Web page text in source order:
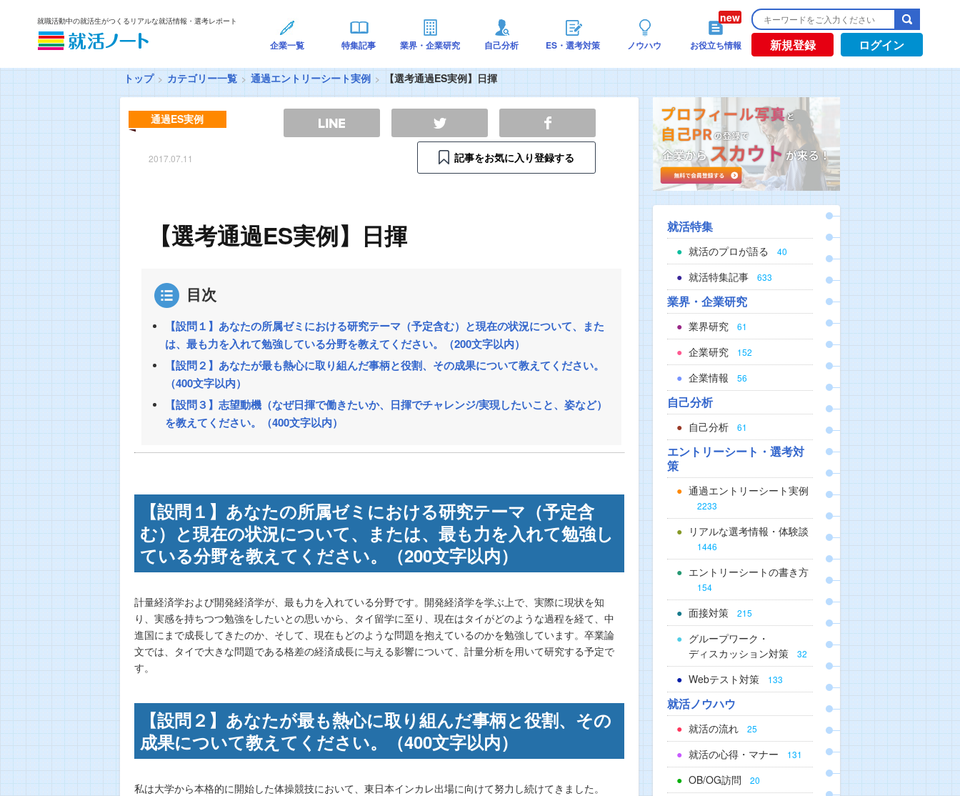
就職活動中の就活生がつくるリアルな就活情報・選考レポート
企業一覧 特集記事 業界・企業研究 自己分析 ES・選考対策 ノウハウ お役立ち情報 新規登録 ログイン
トップ カテゴリー一覧 通過エントリーシート実例 【選考通過ES実例】日揮
通過ES実例
2017.07.11 記事をお気に入り登録する
【選考通過ES実例】日揮
目次
【設問１】あなたの所属ゼミにおける研究テーマ（予定含む）と現在の状況について、また
は、最も力を入れて勉強している分野を教えてください。（200文字以内）
【設問２】あなたが最も熱心に取り組んだ事柄と役割、その成果について教えてください。
（400文字以内）
【設問３】志望動機（なぜ日揮で働きたいか、日揮でチャレンジ/実現したいこと、姿など）
を教えてください。（400文字以内）
【設問１】あなたの所属ゼミにおける研究テーマ（予定含
む）と現在の状況について、または、最も力を入れて勉強し
ている分野を教えてください。（200文字以内）
計量経済学および開発経済学が、最も力を入れている分野です。開発経済学を学ぶ上で、実際に現状を知
り、実感を持ちつつ勉強をしたいとの思いから、タイ留学に至り、現在はタイがどのような過程を経て、中
進国にまで成長してきたのか、そして、現在もどのような問題を抱えているのかを勉強しています。卒業論
文では、タイで大きな問題である格差の経済成長に与える影響について、計量分析を用いて研究する予定で
す。
【設問２】あなたが最も熱心に取り組んだ事柄と役割、その
成果について教えてください。（400文字以内）
私は大学から本格的に開始した体操競技において、東日本インカレ出場に向けて努力し続けてきました。
就活特集
就活のプロが語る 40
就活特集記事 633
業界・企業研究
業界研究 61
企業研究 152
企業情報 56
自己分析
自己分析 61
エントリーシート・選考対
策
通過エントリーシート実例
2233
リアルな選考情報・体験談
1446
エントリーシートの書き方
154
面接対策 215
グループワーク・
ディスカッション対策
32
Webテスト対策 133
就活ノウハウ
就活の流れ 25
就活の心得・マナー 131
OB/OG訪問 20